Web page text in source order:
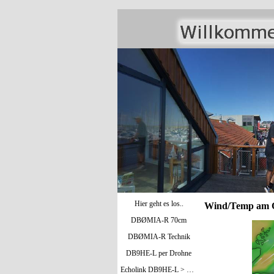
Hier geht es los..
DBØMIA-R 70cm
DBØMIA-R Technik
DB9HE-L per Drohne
Echolink DB9HE-L > Bild oben / DBØMIA-R >Bild unten
Wind/Temp am